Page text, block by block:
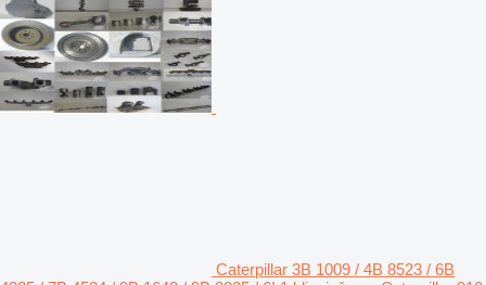
Caterpillar 3B 1009 / 4B 8523 / 6B